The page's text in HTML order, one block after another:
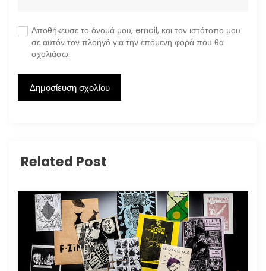
Αποθήκευσε το όνομά μου, email, και τον ιστότοπο μου
σε αυτόν τον πλοηγό για την επόμενη φορά που θα
σχολιάσω.
Related Post